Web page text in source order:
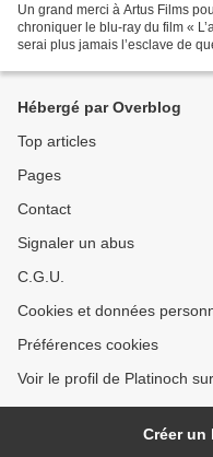
Un grand merci à Artus Films
chroniquer le blu-ray du film «
serai plus jamais l’esclave de
Hébergé par Overblog
Top articles
Pages
Contact
Signaler un abus
C.G.U.
Cookies et données
Préférences cookies
Voir le profil de Platinoch
Créer un